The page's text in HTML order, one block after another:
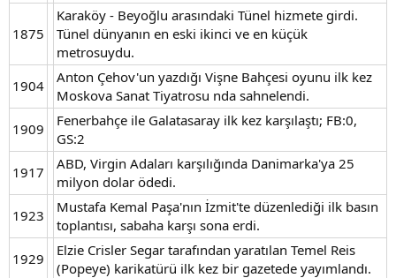
1875
Karaköy - Beyoğlu arasındaki Tünel hizmete girdi.
Tünel dünyanın en eski ikinci ve en küçük
metrosuydu.
1904
Anton Çehov'un yazdığı Vişne Bahçesi oyunu ilk kez
Moskova Sanat Tiyatrosu nda sahnelendi.
1909
Fenerbahçe ile Galatasaray ilk kez karşılaştı; FB:0,
GS:2
1917
ABD, Virgin Adaları karşılığında Danimarka'ya 25
milyon dolar ödedi.
1923
Mustafa Kemal Paşa'nın İzmit'te düzenlediği ilk basın
toplantısı, sabaha karşı sona erdi.
1929
Elzie Crisler Segar tarafından yaratılan Temel Reis
(Popeye) karikatürü ilk kez bir gazetede yayımlandı.